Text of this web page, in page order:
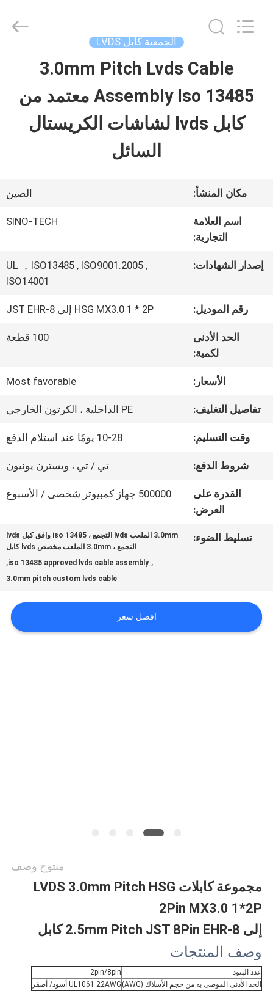
المنزل
المنتجات
المصنع
الجودة
أخبار
القضايا
اقتباس
Reserved.
الجمعية كابل LVDS
3.0mm Pitch Lvds Cable
Assembly Iso 13485 معتمد من
كابل lvds لشاشات الكريستال
السائل
مكان المنشأ: الصين
اسم العلامة
التجارية:
SINO-TECH
إصدار الشهادات:
UL ，ISO13485 , ISO9001.2005 ,
ISO14001
رقم الموديل: HSG MX3.0 1 * 2P إلى JST EHR-8
الحد الأدنى
لكمية:
100 قطعة
الأسعار: Most favorable
تفاصيل التغليف: PE الداخلية ، الكرتون الخارجي
وقت التسليم: 10-28 يومًا عند استلام الدفع
شروط الدفع: تي / تي ، ويسترن يونيون
القدرة على
العرض:
500000 جهاز كمبيوتر شخصى / الأسبوع
تسليط الضوء:
3.0mm الملعب lvds التجمع ، iso 13485 وافق كبل lvds
التجمع ، 3.0mm الملعب مخصص lvds كابل
,
iso 13485 approved lvds cable assembly
,
3.0mm pitch custom lvds cable
افضل سعر
منتوج وصف
مجموعة كابلات LVDS 3.0mm Pitch HSG
2Pin MX3.0 1*2P
إلى 2.5mm Pitch JST 8Pin EHR-8 كابل
وصف المنتجات
عدد البنود
2pin/8pin
الحد الأدنى الموصى به من حجم الأسلاك (AWG)
UL1061 22AWG أسود/ أصفر